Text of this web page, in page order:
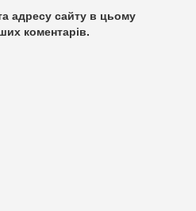
адресу сайту в цьому
коментарів.